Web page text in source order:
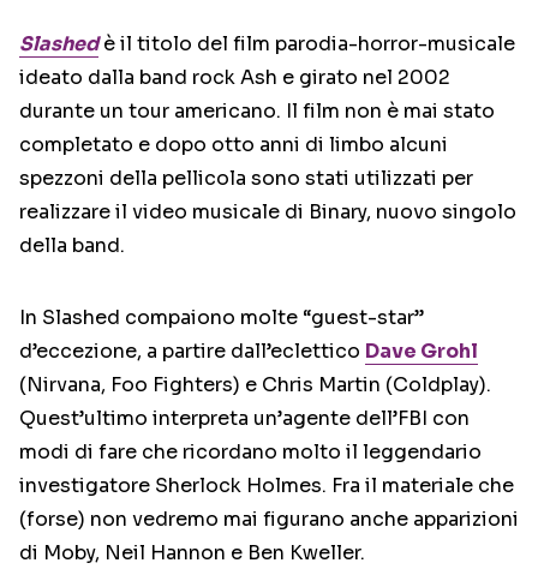
Slashedè il titolo del film parodia-horror-musicale
ideato dalla band rock Ash e girato nel 2002
durante un tour americano. Il film non è mai stato
completato e dopo otto anni di limbo alcuni
spezzoni della pellicola sono stati utilizzati per
realizzare il video musicale di Binary, nuovo singolo
della band.
In Slashed compaiono molte “guest-star”
d’eccezione, a partire dall’eclettico Dave Grohl
(Nirvana, Foo Fighters) e Chris Martin (Coldplay).
Quest’ultimo interpreta un’agente dell’FBI con
modi di fare che ricordano molto il leggendario
investigatore Sherlock Holmes. Fra il materiale che
(forse) non vedremo mai figurano anche apparizioni
di Moby, Neil Hannon e Ben Kweller.